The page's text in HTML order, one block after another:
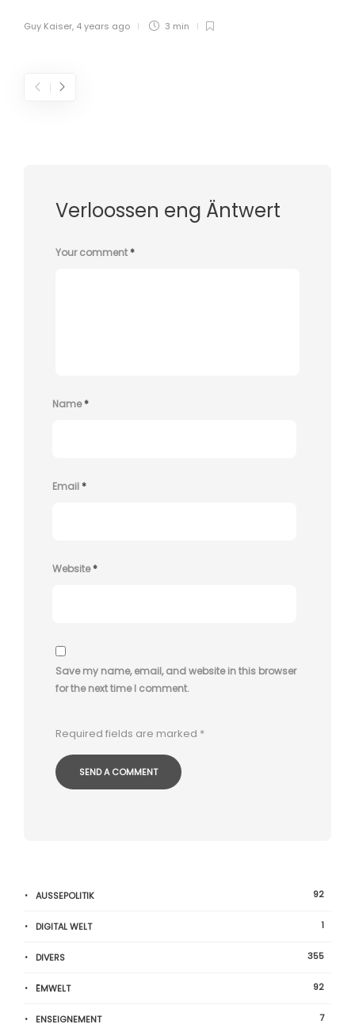
Guy Kaiser, 4 years ago 3 min
Verloossen eng Äntwert
Your comment*
Name*
Email*
Website*
Save my name, email, and website in this browser
for the next time I comment.
Required fields are marked *
AUSSEPOLITIK 92
DIGITAL WELT 1
DIVERS 355
ËMWELT 92
ENSEIGNEMENT 7